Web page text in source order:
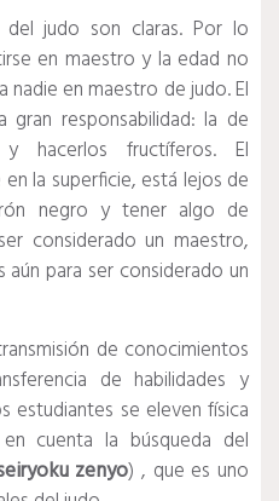
del judo son claras. Por lo
en maestro y la edad no
nadie en maestro de judo. El
responsabilidad: la de
y hacerlos fructíferos. El
la superficie, está lejos de
negro y tener algo de
considerado un maestro,
para ser considerado un
de conocimientos
de habilidades y
estudiantes se eleven física
cuenta la búsqueda del
zenyo) , que es uno